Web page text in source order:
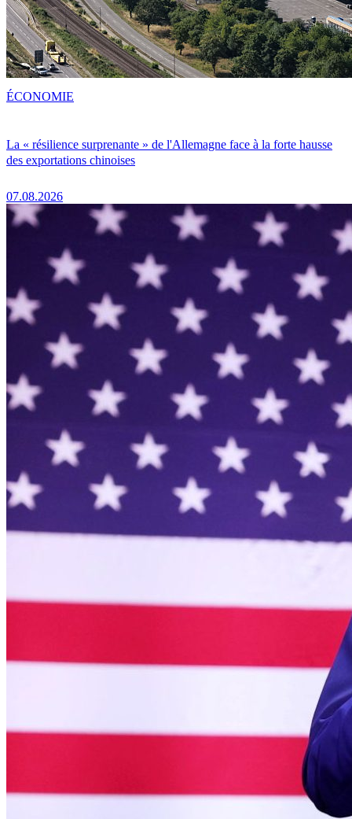
La « résilience surprenante » de l'Allemagne face à la forte hausse
des exportations chinoises
07.08.2026
ÉCONOMIE